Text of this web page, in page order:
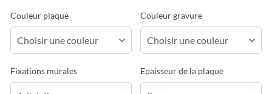
Couleur plaque Couleur gravure
Fixations murales Epaisseur de la plaque